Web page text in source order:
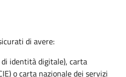
di avere:
di identità digitale), carta
o carta nazionale dei servizi